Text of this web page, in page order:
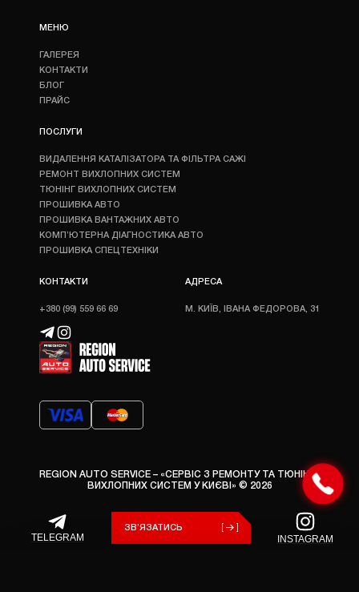
ПОСЛУГИ
ВИДАЛЕННЯ КАТАЛІЗАТОРА ТА ФІЛЬТРА САЖІ
РЕМОНТ ВИХЛОПНИХ СИСТЕМ
ТЮНІНГ ВИХЛОПНИХ СИСТЕМ
ПРОШИВКА АВТО
ПРОШИВКА ВАНТАЖНИХ АВТО
КОМП’ЮТЕРНА ДІАГНОСТИКА АВТО
ПРОШИВКА СПЕЦТЕХНІКИ
МЕНЮ
ГАЛЕРЕЯ
КОНТАКТИ
БЛОГ
ПРАЙС
КОНТАКТИ
+380 (99) 559 66 69
АДРЕСА
М. КИЇВ, ІВАНА ФЕДОРОВА, 31
REGION AUTO SERVICE – «СЕРВІС З РЕМОНТУ ТА ТЮНІНГУ
ВИХЛОПНИХ СИСТЕМ У КИЄВІ» © 2026
TELEGRAM
ЗВ’ЯЗАТИСЬ
INSTAGRAM